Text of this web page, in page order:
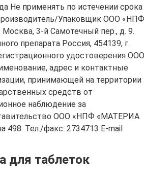
Не применять по истечении срока
Упаковщик ООО «НПФ
3-й Самотечный пер., д. 9.
препарата Россия, 454139, г.
удостоверения ООО
адрес и контактные
принимающей на территории
средств от
наблюдение за
ООО «НПФ «МАТЕРИА
Тел./факс: 2734713 E-mail
для таблеток